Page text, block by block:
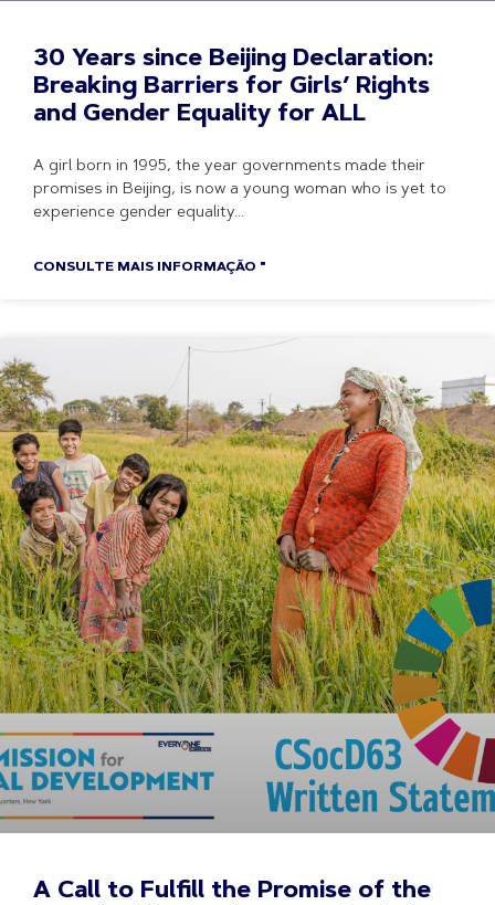
30 Years since Beijing Declaration:
Breaking Barriers for Girls’ Rights
and Gender Equality for ALL
A girl born in 1995, the year governments made their
promises in Beijing, is now a young woman who is yet to
experience gender equality
CONSULTE MAIS INFORMAÇÃO "
A Call to Fulfill the Promise of the